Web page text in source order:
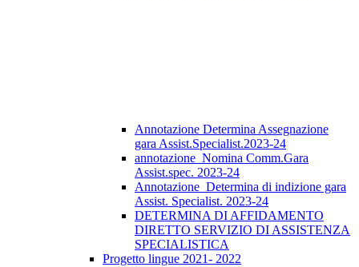
Annotazione Determina Assegnazione
gara Assist.Specialist.2023-24
annotazione_Nomina Comm.Gara
Assist.spec. 2023-24
Annotazione_Determina di indizione gara
Assist. Specialist. 2023-24
DETERMINA DI AFFIDAMENTO
DIRETTO SERVIZIO DI ASSISTENZA
SPECIALISTICA
Progetto lingue 2021- 2022